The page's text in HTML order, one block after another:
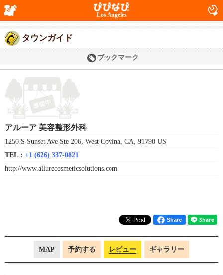
Los Angeles
タウンガイド
ブックマーク
アルーア 美容整形外科
1250 S Sunset Ave Ste 206, West Covina, CA, 91790 US
TEL : +1 (626) 337-0821
http://www.allurecosmeticsolutions.com
Share
MAP 予約する レビュー ギャラリー